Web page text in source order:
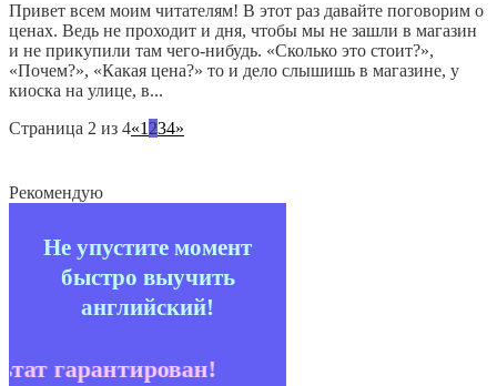
Привет всем моим читателям! В этот раз давайте поговорим о
ценах. Ведь не проходит и дня, чтобы мы не зашли в магазин
и не прикупили там чего-нибудь. «Сколько это стоит?»,
«Почем?», «Какая цена?» то и дело слышишь в магазине, у
киоска на улице, в...
Страница 2 из 4«1 234»
Рекомендую
Не упустите момент
быстро выучить
английский!
гарантирован!